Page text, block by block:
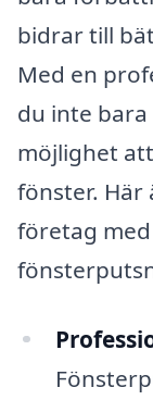
bidrar till
Med en
du inte
möjlighet
fönster. Här
företag